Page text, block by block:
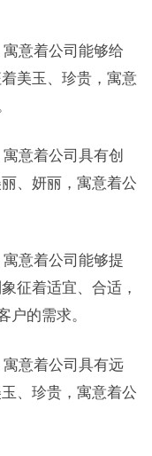
意着公司能够给
美玉、珍贵，寓意
意着公司具有创
、妍丽，寓意着公
意着公司能够提
征着适宜、合适，
户的需求。
意着公司具有远
、珍贵，寓意着公